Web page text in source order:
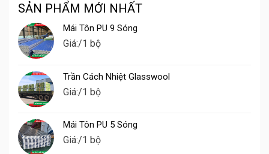
Tháp
Thường
Khi
Xưởng
SẢN PHẨM MỚI NHẤT
Mái Tôn PU 9 Sóng
Giá:/1 bộ
Trần Cách Nhiệt Glasswool
Giá:/1 bộ
Mái Tôn PU 5 Sóng
Giá:/1 bộ